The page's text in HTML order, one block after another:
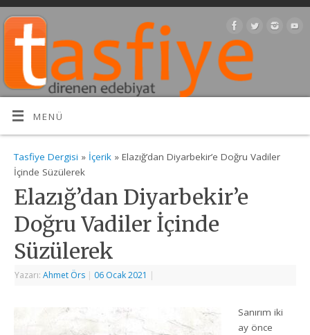
MENÜ
Tasfiye Dergisi » İçerik » Elazığ’dan Diyarbekir’e Doğru Vadiler
İçinde Süzülerek
Elazığ’dan Diyarbekir’e
Doğru Vadiler İçinde
Süzülerek
Yazarı:Ahmet Örs | 06 Ocak 2021 |
Sanırım iki
ay önce